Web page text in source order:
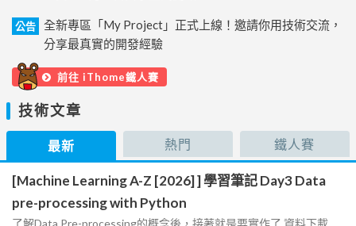
公告
全新專區「My Project」正式上線！邀請你用技術交流，
分享最真實的開發經驗
前往 iThome鐵人賽
技術文章
最新 熱門 鐵人賽
[Machine Learning A-Z [2026] ] 學習筆記 Day3 Data
pre-processing with Python
了解Data Pre-processing的概念後，接著就是要實作了 資料下載